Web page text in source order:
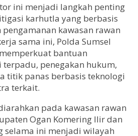
ini menjadi langkah penting
karhutla yang berbasis
kawasan rawan
sama ini, Polda Sumsel
bantuan
penegakan hukum,
titik panas berbasis teknologi
terkait.
pada kawasan rawan
Ogan Komering Ilir dan
selama ini menjadi wilayah